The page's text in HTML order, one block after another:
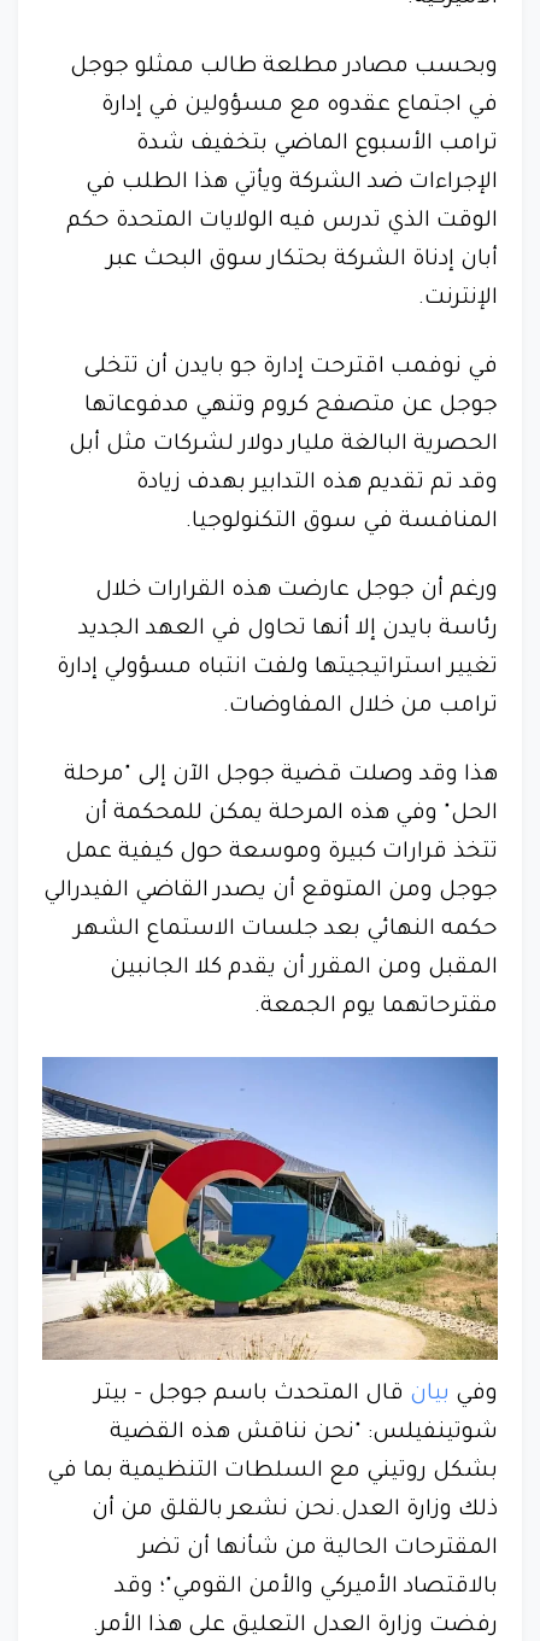
وبحسب مصادر مطلعة طالب ممثلو جوجل
في اجتماع عقدوه مع مسؤولين في إدارة
ترامب الأسبوع الماضي بتخفيف شدة
الإجراءات ضد الشركة ويأتي هذا الطلب في
الوقت الذي تدرس فيه الولايات المتحدة حكم
أبان إدناة الشركة بحتكار سوق البحث عبر
الإنترنت.
في نوفمب اقترحت إدارة جو بايدن أن تتخلى
جوجل عن متصفح كروم وتنهي مدفوعاتها
الحصرية البالغة مليار دولار لشركات مثل أبل
وقد تم تقديم هذه التدابير بهدف زيادة
المنافسة في سوق التكنولوجيا.
ورغم أن جوجل عارضت هذه القرارات خلال
رئاسة بايدن إلا أنها تحاول في العهد الجديد
تغيير استراتيجيتها ولفت انتباه مسؤولي إدارة
ترامب من خلال المفاوضات.
هذا وقد وصلت قضية جوجل الآن إلى "مرحلة
الحل" وفي هذه المرحلة يمكن للمحكمة أن
تتخذ قرارات كبيرة وموسعة حول كيفية عمل
جوجل ومن المتوقع أن يصدر القاضي الفيدرالي
حكمه النهائي بعد جلسات الاستماع الشهر
المقبل ومن المقرر أن يقدم كلا الجانبين
مقترحاتهما يوم الجمعة.
وفي بيان قال المتحدث باسم جوجل - بيتر
شوتينفيلس: "نحن نناقش هذه القضية
بشكل روتيني مع السلطات التنظيمية بما في
ذلك وزارة العدل.نحن نشعر بالقلق من أن
المقترحات الحالية من شأنها أن تضر
بالاقتصاد الأميركي والأمن القومي"؛ وقد
رفضت وزارة العدل التعليق على هذا الأمر.